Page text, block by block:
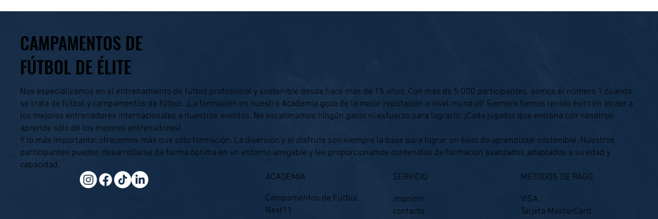
CAMPAMENTOS DE
FÚTBOL DE ÉLITE
Nos especializamos en el entrenamiento de fútbol profesional y sostenible desde hace más de 15 años. Con más de 5.000 participantes, somos el número 1 cuando
se trata de fútbol y campamentos de fútbol. ¡La formación en nuestra Academia goza de la mejor reputación a nivel mundial! Siempre hemos tenido éxito en atraer a
los mejores entrenadores internacionales a nuestros eventos. No escatimamos ningún gasto ni esfuerzo para lograrlo. ¡Cada jugador que entrena con nosotros
aprende sólo de los mejores entrenadores!
Y lo más importante: ofrecemos más que sólo formación. La diversión y el disfrute son siempre la base para lograr un éxito de aprendizaje sostenible. Nuestros
participantes pueden desarrollarse de forma óptima en un entorno amigable y les proporcionamos contenidos de formación avanzados adaptados a su edad y
capacidad.
ACADEMIA
Campamentos de Fútbol
Next11
SERVICIO
imprimir
contacto
MÉTODOS DE PAGO
VISA
Tarjeta MasterCard